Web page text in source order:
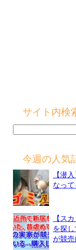
サイト内検
今週の人気
【潜
なって
【ス
を探
が競